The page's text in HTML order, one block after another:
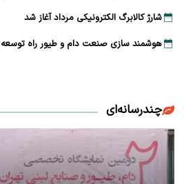
شارژ کالابرگ الکترونیکی مرداد آغاز شد
هوشمند سازی صنعت دام و طیور راه
چندرسانه‌ای